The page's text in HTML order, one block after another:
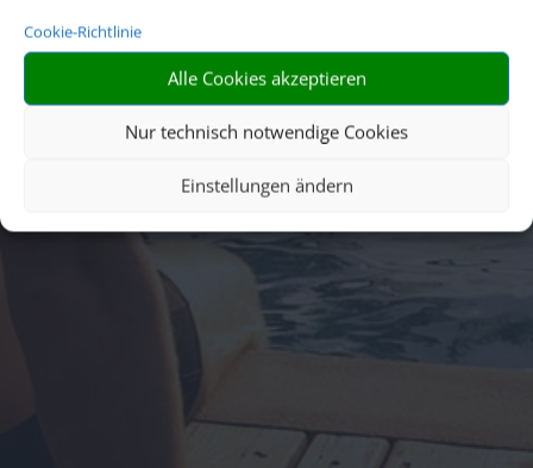
Cookie-Richtlinie
Alle Cookies akzeptieren
Nur technisch notwendige Cookies
Einstellungen ändern